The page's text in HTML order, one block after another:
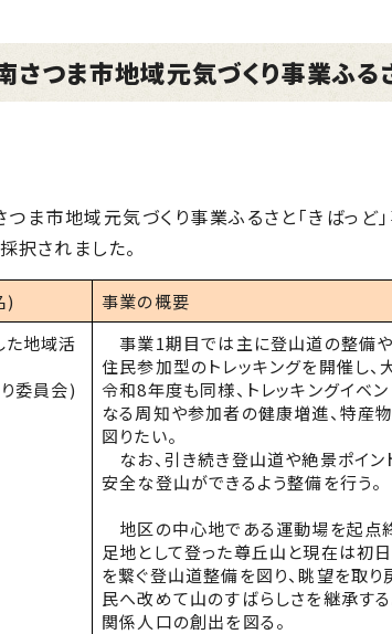
つま市地域元気づくり事業ふる
ま市地域元気づくり事業ふるさと「きばっど
択されました。
) 事業の概要
た地域活
委員会)
事業1期目では主に登山道の整備
住民参加型のトレッキングを開催し、
令和8年度も同様、トレッキングイベ
なる周知や参加者の健康増進、特産
図りたい。
なお、引き続き登山道や絶景ポイ
安全な登山ができるよう整備を行う。
地区の中心地である運動場を起点
足地として登った尊丘山と現在は初
を繋ぐ登山道整備を図り、眺望を取
民へ改めて山のすばらしさを継承す
関係人口の創出を図る。